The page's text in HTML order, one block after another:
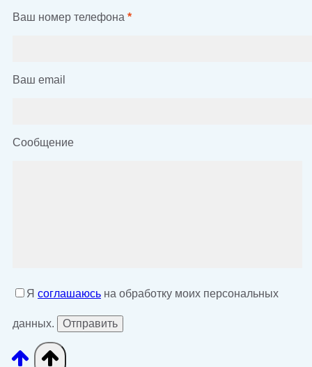
Ваш номер телефона *
Ваш email
Сообщение
Я соглашаюсь на обработку моих персональных
данных.